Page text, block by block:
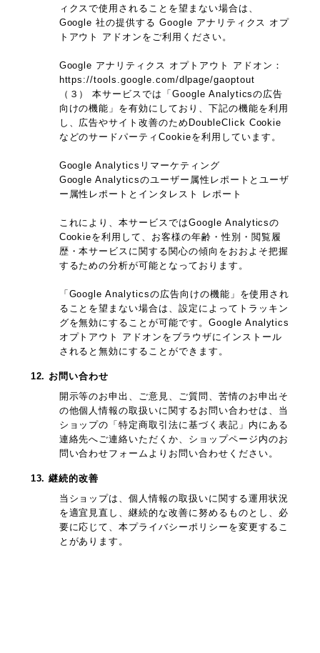
ィクスで使用されることを望まない場合は、
Google 社の提供する Google アナリティクス オプ
トアウト アドオンをご利用ください。
Google アナリティクス オプトアウト アドオン：
https://tools.google.com/dlpage/gaoptout
（３） 本サービスでは「Google Analyticsの広告
向けの機能」を有効にしており、下記の機能を利用
し、広告やサイト改善のためDoubleClick Cookie
などのサードパーティCookieを利用しています。
Google Analyticsリマーケティング
Google Analyticsのユーザー属性レポートとユーザ
ー属性レポートとインタレスト レポート
これにより、本サービスではGoogle Analyticsの
Cookieを利用して、お客様の年齢・性別・閲覧履
歴・本サービスに関する関心の傾向をおおよそ把握
するための分析が可能となっております。
「Google Analyticsの広告向けの機能」を使用され
ることを望まない場合は、設定によってトラッキン
グを無効にすることが可能です。Google Analytics
オプトアウト アドオンをブラウザにインストール
されると無効にすることができます。
12. お問い合わせ
開示等のお申出、ご意見、ご質問、苦情のお申出そ
の他個人情報の取扱いに関するお問い合わせは、当
ショップの「特定商取引法に基づく表記」内にある
連絡先へご連絡いただくか、ショップページ内のお
問い合わせフォームよりお問い合わせください。
13. 継続的改善
当ショップは、個人情報の取扱いに関する運用状況
を適宜見直し、継続的な改善に努めるものとし、必
要に応じて、本プライバシーポリシーを変更するこ
とがあります。